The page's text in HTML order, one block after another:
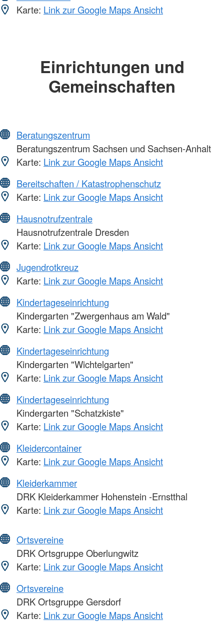
Karte: Link zur Google Maps Ansicht
Einrichtungen und
Gemeinschaften
Beratungszentrum
Beratungszentrum Sachsen und Sachsen-Anhalt
Karte: Link zur Google Maps Ansicht
Bereitschaften / Katastrophenschutz
Karte: Link zur Google Maps Ansicht
Hausnotrufzentrale
Hausnotrufzentrale Dresden
Karte: Link zur Google Maps Ansicht
Jugendrotkreuz
Karte: Link zur Google Maps Ansicht
Kindertageseinrichtung
Kindergarten "Zwergenhaus am Wald"
Karte: Link zur Google Maps Ansicht
Kindertageseinrichtung
Kindergarten "Wichtelgarten"
Karte: Link zur Google Maps Ansicht
Kindertageseinrichtung
Kindergarten "Schatzkiste"
Karte: Link zur Google Maps Ansicht
Kleidercontainer
Karte: Link zur Google Maps Ansicht
Kleiderkammer
DRK Kleiderkammer Hohenstein -Ernstthal
Karte: Link zur Google Maps Ansicht
Ortsvereine
DRK Ortsgruppe Oberlungwitz
Karte: Link zur Google Maps Ansicht
Ortsvereine
DRK Ortsgruppe Gersdorf
Karte: Link zur Google Maps Ansicht